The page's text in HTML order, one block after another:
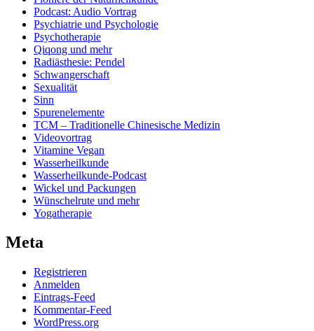
Podcast: Audio Vortrag
Psychiatrie und Psychologie
Psychotherapie
Qiqong und mehr
Radiästhesie: Pendel
Schwangerschaft
Sexualität
Sinn
Spurenelemente
TCM – Traditionelle Chinesische Medizin
Videovortrag
Vitamine Vegan
Wasserheilkunde
Wasserheilkunde-Podcast
Wickel und Packungen
Wünschelrute und mehr
Yogatherapie
Meta
Registrieren
Anmelden
Eintrags-Feed
Kommentar-Feed
WordPress.org